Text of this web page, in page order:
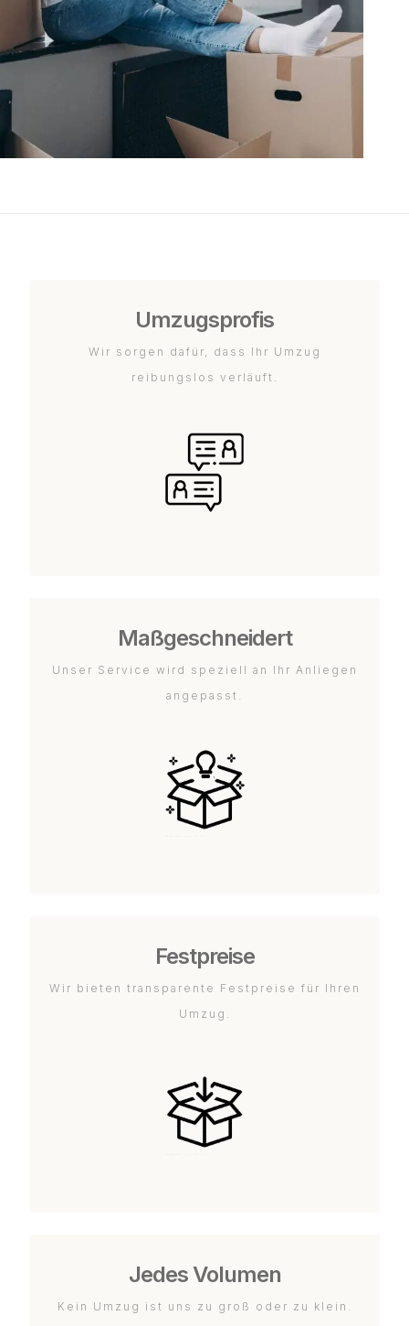
Umzugsprofis
Wir sorgen dafür, dass Ihr Umzug
reibungslos verläuft.
Maßgeschneidert
Unser Service wird speziell an Ihr Anliegen
angepasst.
Festpreise
Wir bieten transparente Festpreise für Ihren
Umzug.
Jedes Volumen
Kein Umzug ist uns zu groß oder zu klein.